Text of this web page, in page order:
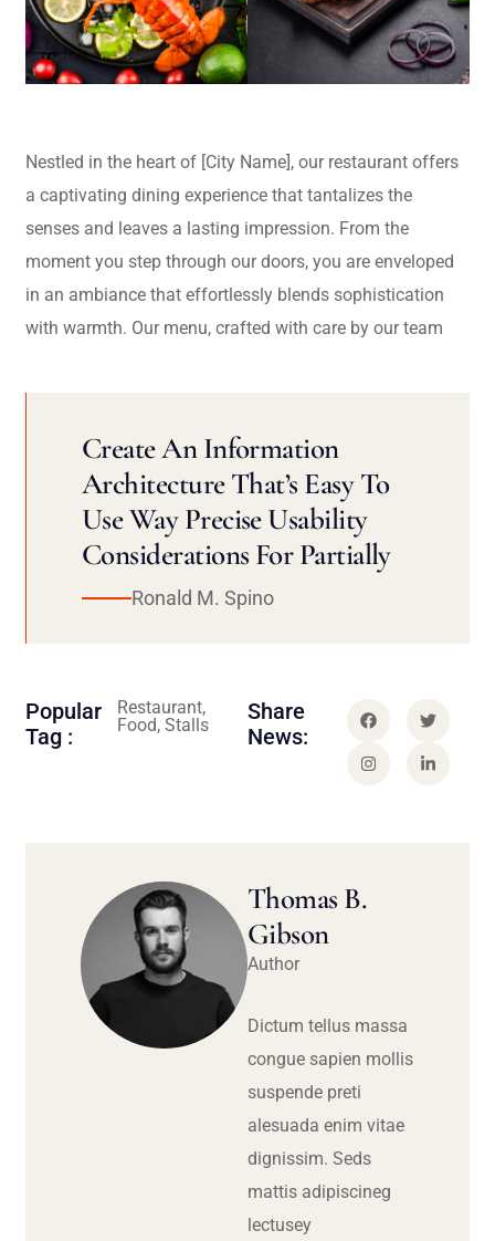
Nestled in the heart of [City Name], our restaurant offers
a captivating dining experience that tantalizes the
senses and leaves a lasting impression. From the
moment you step through our doors, you are enveloped
in an ambiance that effortlessly blends sophistication
with warmth. Our menu, crafted with care by our team
Create An Information
Architecture That’s Easy To
Use Way Precise Usability
Considerations For Partially
Ronald M. Spino
Popular
Tag :
Restaurant,
Food, Stalls
Share
News:
Thomas B.
Gibson
Author
Dictum tellus massa
congue sapien mollis
suspende preti
alesuada enim vitae
dignissim. Seds
mattis adipiscineg
lectusey